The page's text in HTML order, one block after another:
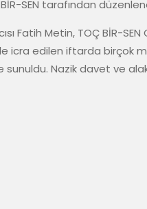
SEN tarafından
Fatih Metin, TOÇ BİR-
edilen iftarda birçok
sunuldu. Nazik davet ve